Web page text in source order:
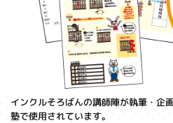
インクルそろばんの講師陣が執筆・企
塾で使用されています。